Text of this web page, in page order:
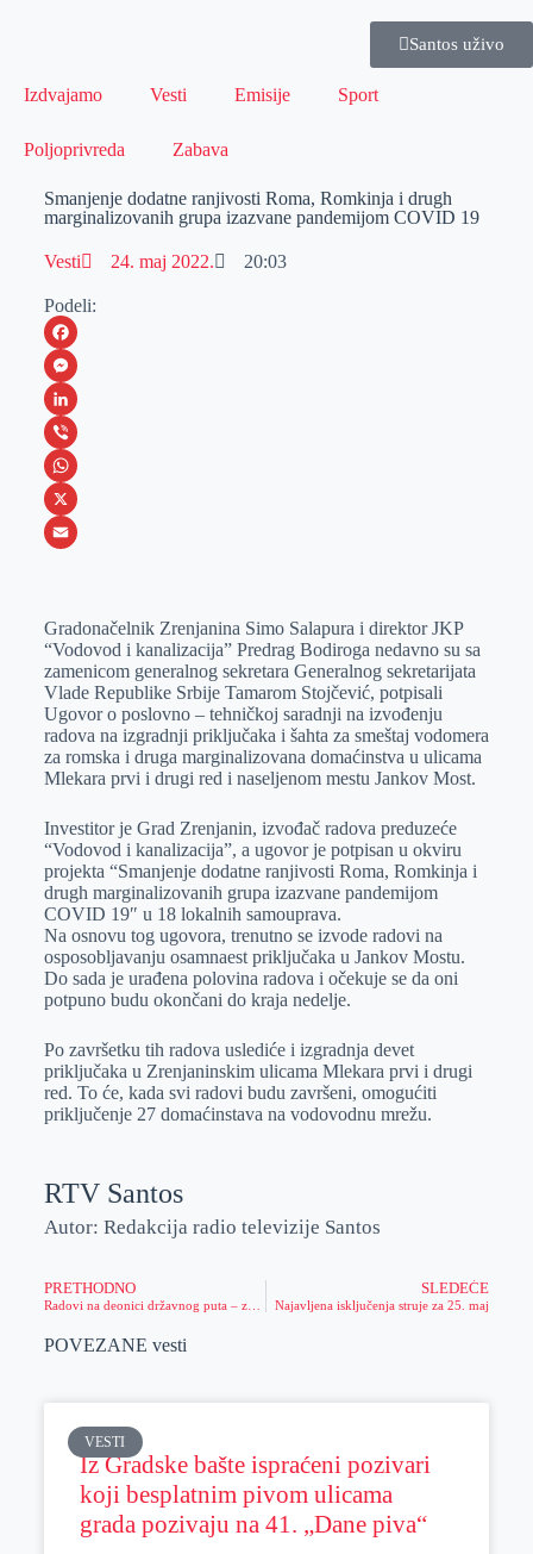
Santos uživo
Izdvajamo Vesti Emisije Sport
Poljoprivreda Zabava
Smanjenje dodatne ranjivosti Roma, Romkinja i drugh
marginalizovanih grupa izazvane pandemijom COVID 19
Vesti 24. maj 2022. 20:03
Podeli:
F
a
c
e
b
o
M
e
s
s
e
e
r
L
i
n
k
I
n
V
i
b
W
h
s
A
p
p
X
a
i
l
Gradonačelnik Zrenjanina Simo Salapura i direktor JKP
“Vodovod i kanalizacija” Predrag Bodiroga nedavno su sa
zamenicom generalnog sekretara Generalnog sekretarijata
Vlade Republike Srbije Tamarom Stojčević, potpisali
Ugovor o poslovno – tehničkoj saradnji na izvođenju
radova na izgradnji priključaka i šahta za smeštaj vodomera
za romska i druga marginalizovana domaćinstva u ulicama
Mlekara prvi i drugi red i naseljenom mestu Jankov Most.
Investitor je Grad Zrenjanin, izvođač radova preduzeće
“Vodovod i kanalizacija”, a ugovor je potpisan u okviru
projekta “Smanjenje dodatne ranjivosti Roma, Romkinja i
drugh marginalizovanih grupa izazvane pandemijom
COVID 19″ u 18 lokalnih samouprava.
Na osnovu tog ugovora, trenutno se izvode radovi na
osposobljavanju osamnaest priključaka u Jankov Mostu.
Do sada je urađena polovina radova i očekuje se da oni
potpuno budu okončani do kraja nedelje.
Po završetku tih radova uslediće i izgradnja devet
priključaka u Zrenjaninskim ulicama Mlekara prvi i drugi
red. To će, kada svi radovi budu završeni, omogućiti
priključenje 27 domaćinstava na vodovodnu mrežu.
RTV Santos
Autor: Redakcija radio televizije Santos
PRETHODNO
Radovi na deonici državnog puta – zatvoren saobraćaj pored industrijske zone “Jugoistok”
SLEDEĆE
Najavljena isključenja struje za 25. maj
POVEZANE vesti
VESTI
Iz Gradske bašte ispraćeni pozivari
koji besplatnim pivom ulicama
grada pozivaju na 41. „Dane piva“